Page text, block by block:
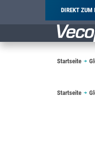
DIREKT
Startseite
Startseite